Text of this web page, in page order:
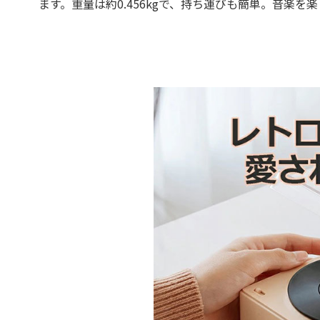
ます。重量は約0.456kgで、持ち運びも簡単。音楽を